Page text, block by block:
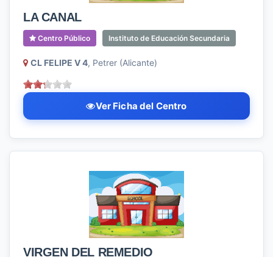
LA CANAL
Centro Público Instituto de Educación Secundaria
CL FELIPE V 4, Petrer (Alicante)
Ver Ficha del Centro
VIRGEN DEL REMEDIO